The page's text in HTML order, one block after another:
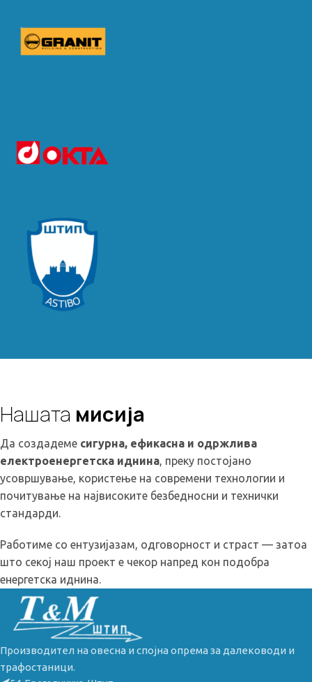
Нашата мисија
Да создадеме сигурна, ефикасна и одржлива
електроенергетска иднина, преку постојано
усовршување, користење на современи технологии и
почитување на највисоките безбедносни и технички
стандарди.
Работиме со ентузијазам, одговорност и страст — затоа
што секој наш проект е чекор напред кон подобра
енергетска иднина.
Производител на овесна и спојна опрема за далеководи и
трафостаници.